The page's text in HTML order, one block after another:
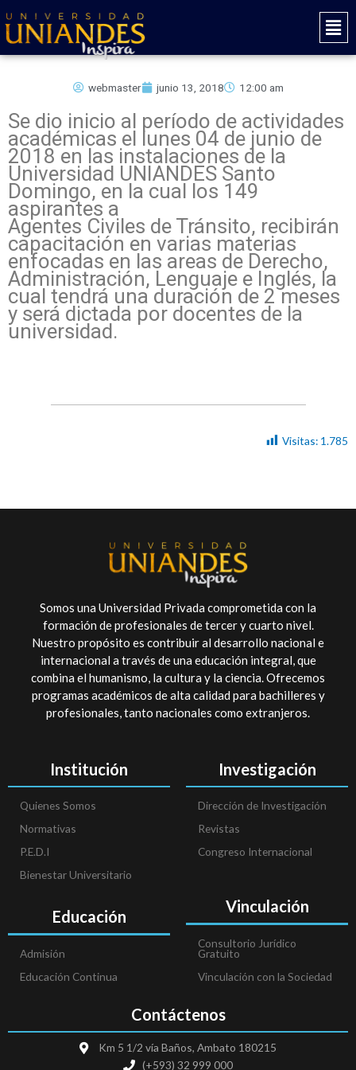
al
contenido
Main
webmaster junio 13, 2018 12:00 am
Se dio inicio al período de actividades
académicas el lunes 04 de junio de
2018 en las instalaciones de la
Universidad UNIANDES Santo
Domingo, en la cual los 149
aspirantes a
Agentes Civiles de Tránsito, recibirán
capacitación en varias materias
enfocadas en las areas de Derecho,
Administración, Lenguaje e Inglés, la
cual tendrá una duración de 2 meses
y será dictada por docentes de la
universidad.
Visitas: 1.785
Somos una Universidad Privada comprometida con la
formación de profesionales de tercer y cuarto nivel.
Nuestro propósito es contribuir al desarrollo nacional e
internacional a través de una educación integral, que
combina el humanismo, la cultura y la ciencia. Ofrecemos
programas académicos de alta calidad para bachilleres y
profesionales, tanto nacionales como extranjeros.
Institución
Quienes Somos
Normativas
P.E.D.I
Bienestar Universitario
Educación
Admisión
Educación Continua
Investigación
Dirección de Investigación
Revistas
Congreso Internacional
Vinculación
Consultorio Jurídico
Gratuito
Vinculación con la Sociedad
Contáctenos
Km 5 1/2 vía Baños, Ambato 180215
(+593) 32 999 000